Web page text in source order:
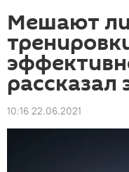
Мешают
рассказал
10:16 22.06.2021